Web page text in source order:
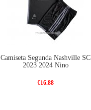
Camiseta Segunda Nashville SC
2023 2024 Nino
€16.88